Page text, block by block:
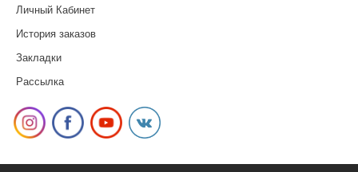
Личный Кабинет
История заказов
Закладки
Рассылка